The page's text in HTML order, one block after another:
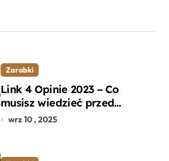
Zarobki
Link 4 Opinie 2023 – Co
musisz wiedzieć przed
wyborem ubezpieczenia OC i
wrz 10 , 2025